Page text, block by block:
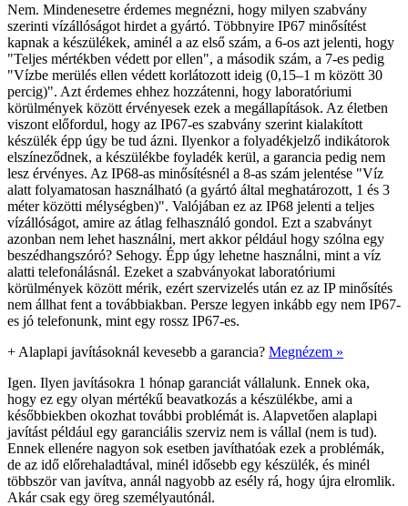
Nem. Mindenesetre érdemes megnézni, hogy milyen szabvány
szerinti vízállóságot hirdet a gyártó. Többnyire IP67 minősítést
kapnak a készülékek, aminél a az első szám, a 6-os azt jelenti, hogy
"Teljes mértékben védett por ellen", a második szám, a 7-es pedig
"Vízbe merülés ellen védett korlátozott ideig (0,15–1 m között 30
percig)". Azt érdemes ehhez hozzátenni, hogy laboratóriumi
körülmények között érvényesek ezek a megállapítások. Az életben
viszont előfordul, hogy az IP67-es szabvány szerint kialakított
készülék épp úgy be tud ázni. Ilyenkor a folyadékjelző indikátorok
elszíneződnek, a készülékbe foyladék kerül, a garancia pedig nem
lesz érvényes. Az IP68-as minősítésnél a 8-as szám jelentése "Víz
alatt folyamatosan használható (a gyártó által meghatározott, 1 és 3
méter közötti mélységben)". Valójában ez az IP68 jelenti a teljes
vízállóságot, amire az átlag felhasználó gondol. Ezt a szabványt
azonban nem lehet használni, mert akkor például hogy szólna egy
beszédhangszóró? Sehogy. Épp úgy lehetne használni, mint a víz
alatti telefonálásnál. Ezeket a szabványokat laboratóriumi
körülmények között mérik, ezért szervizelés után ez az IP minősítés
nem állhat fent a továbbiakban. Persze legyen inkább egy nem IP67-
es jó telefonunk, mint egy rossz IP67-es.
+ Alaplapi javításoknál kevesebb a garancia? Megnézem »
Igen. Ilyen javításokra 1 hónap garanciát vállalunk. Ennek oka,
hogy ez egy olyan mértékű beavatkozás a készülékbe, ami a
későbbiekben okozhat további problémát is. Alapvetően alaplapi
javítást például egy garanciális szerviz nem is vállal (nem is tud).
Ennek ellenére nagyon sok esetben javíthatóak ezek a problémák,
de az idő előrehaladtával, minél idősebb egy készülék, és minél
többször van javítva, annál nagyobb az esély rá, hogy újra elromlik.
Akár csak egy öreg személyautónál.